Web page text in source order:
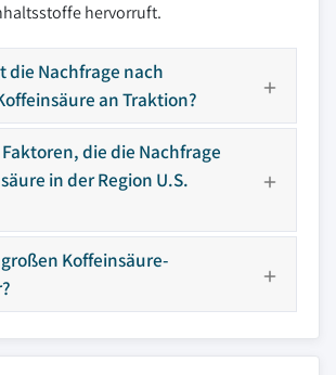
hervorruft.
die Nachfrage nach
an Traktion?
die die Nachfrage
in der Region U.S.
Koffeinsäure-